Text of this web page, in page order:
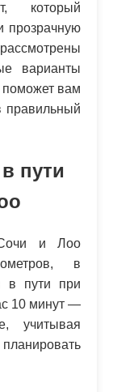
который
прозрачную
варианты
поможет вам
правильный
пути
и Лоо
в
в пути при
10 минут —
учитывая